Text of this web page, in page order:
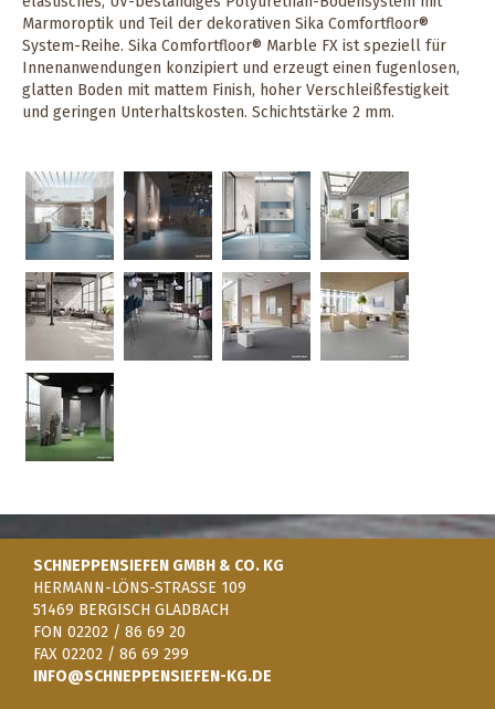
Marmoroptik und Teil der dekorativen Sika Comfortfloor®
System-Reihe. Sika Comfortfloor® Marble FX ist speziell für
Innenanwendungen konzipiert und erzeugt einen fugenlosen,
glatten Boden mit mattem Finish, hoher Verschleißfestigkeit
und geringen Unterhaltskosten. Schichtstärke 2 mm.
SCHNEPPENSIEFEN GMBH & CO. KG
HERMANN-LÖNS-STRASSE 109
51469 BERGISCH GLADBACH
FON 02202 / 86 69 20
FAX 02202 / 86 69 299
INFO@SCHNEPPENSIEFEN-KG.DE